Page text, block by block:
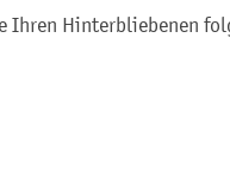
Ihren Hinterbliebenen